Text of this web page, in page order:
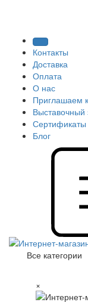
Контакты
Доставка
Оплата
О нас
Приглашаем
Выставочный
Сертификаты
Блог
Все категории
×